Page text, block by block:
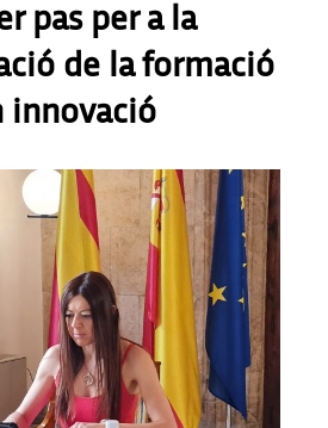
pas per a la
de la formació
innovació